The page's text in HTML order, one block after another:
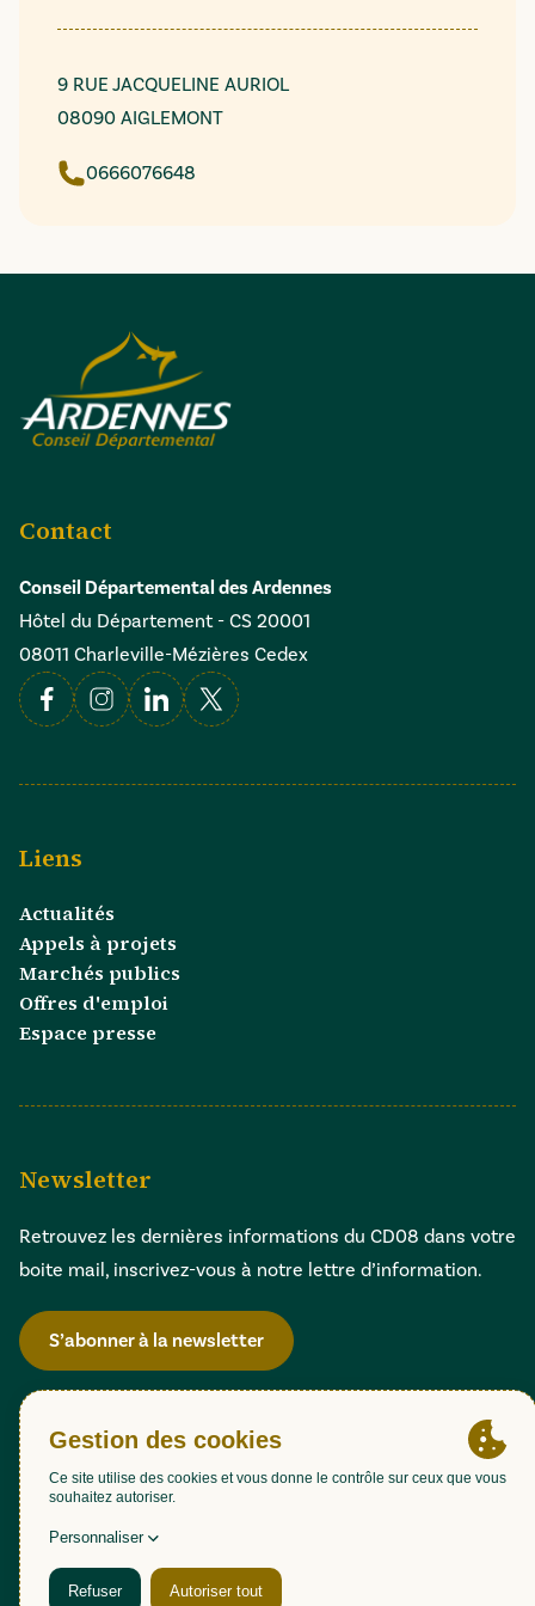
9 RUE JACQUELINE AURIOL
08090 AIGLEMONT
0666076648
Contact
Conseil Départemental des Ardennes
Hôtel du Département - CS 20001
08011 Charleville-Mézières Cedex
FacebookInstagramLinkedin
X
Liens
Actualités
Appels à projets
Marchés publics
Offres d'emploi
Espace presse
Newsletter
Retrouvez les dernières informations du CD08 dans votre
boite mail, inscrivez-vous à notre lettre d’information.
S’abonner à la newsletter
Gestion des cookies
Accessibilité : partiellement conforme (98,51%)
Mentions légales
Politique de confidentialité
Plan du site
Une création